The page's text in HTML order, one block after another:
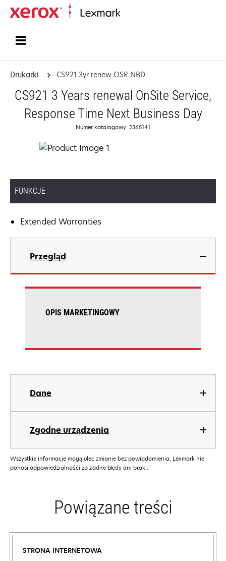
Drukarki CS921 3yr renew OSR NBD
CS921 3 Years renewal OnSite Service,
Response Time Next Business Day
Numer katalogowy: 2365141
FUNKCJE
Extended Warranties
Przegląd
Dane
Zgodne urządzenia
OPIS MARKETINGOWY
Wszystkie informacje mogą ulec zmianie bez powiadomienia. Lexmark nie
ponosi odpowiedzialności za żadne błędy ani braki.
Powiązane treści
STRONA INTERNETOWA